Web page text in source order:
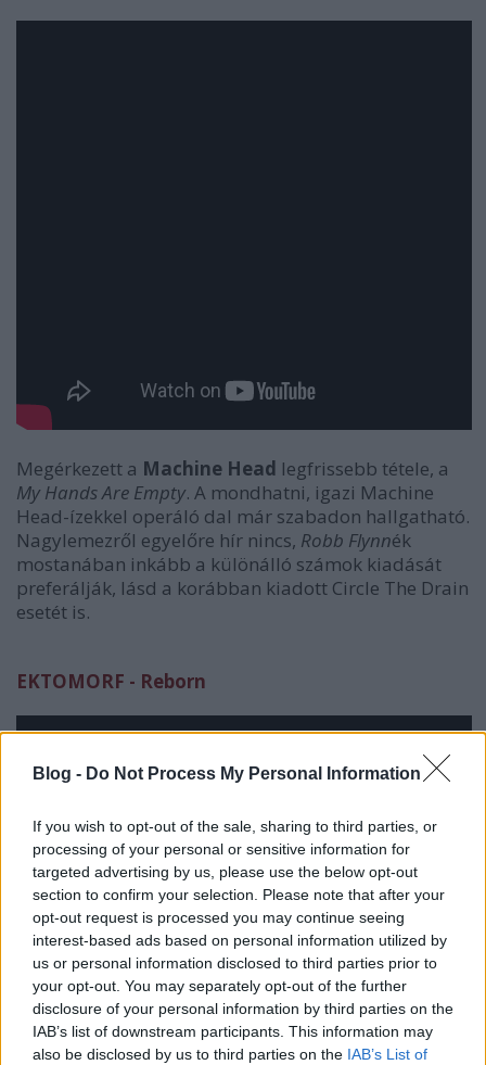
Blog - Do Not Process My Personal Information
If you wish to opt-out of the sale, sharing to third parties, or
processing of your personal or sensitive information for
targeted advertising by us, please use the below opt-out
section to confirm your selection. Please note that after your
opt-out request is processed you may continue seeing
interest-based ads based on personal information utilized by
us or personal information disclosed to third parties prior to
your opt-out. You may separately opt-out of the further
disclosure of your personal information by third parties on the
IAB’s list of downstream participants. This information may
also be disclosed by us to third parties on the IAB’s List of
Megérkezett a Machine Head legfrissebb tétele, a
My Hands Are Empty. A mondhatni, igazi Machine
Head-ízekkel operáló dal már szabadon hallgatható.
Nagylemezről egyelőre hír nincs, Robb Flynnék
mostanában inkább a különálló számok kiadását
preferálják, lásd a korábban kiadott Circle The Drain
esetét is.
EKTOMORF - Reborn